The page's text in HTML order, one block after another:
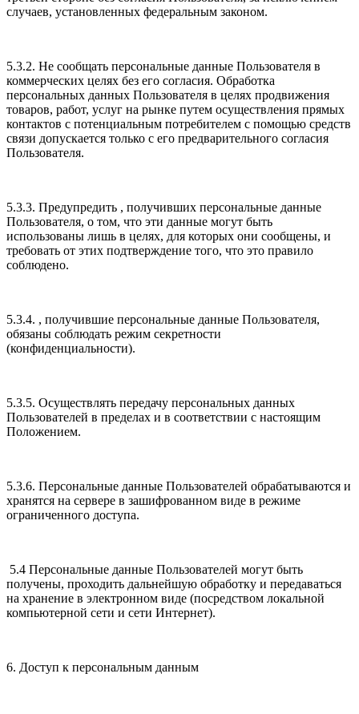
случаев, установленных федеральным законом.
5.3.2. Не сообщать персональные данные Пользователя в
коммерческих целях без его согласия. Обработка
персональных данных Пользователя в целях продвижения
товаров, работ, услуг на рынке путем осуществления прямых
контактов с потенциальным потребителем с помощью средств
связи допускается только с его предварительного согласия
Пользователя.
5.3.3. Предупредить , получивших персональные данные
Пользователя, о том, что эти данные могут быть
использованы лишь в целях, для которых они сообщены, и
требовать от этих подтверждение того, что это правило
соблюдено.
5.3.4. , получившие персональные данные Пользователя,
обязаны соблюдать режим секретности
(конфиденциальности).
5.3.5. Осуществлять передачу персональных данных
Пользователей в пределах и в соответствии с настоящим
Положением.
5.3.6. Персональные данные Пользователей обрабатываются и
хранятся на сервере в зашифрованном виде в режиме
ограниченного доступа.
5.4 Персональные данные Пользователей могут быть
получены, проходить дальнейшую обработку и передаваться
на хранение в электронном виде (посредством локальной
компьютерной сети и сети Интернет).
6. Доступ к персональным данным